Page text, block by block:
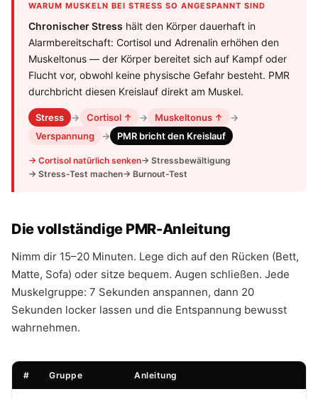
WARUM MUSKELN BEI STRESS SO ANGESPANNT SIND
Chronischer Stress hält den Körper dauerhaft in
Alarmbereitschaft: Cortisol und Adrenalin erhöhen den
Muskeltonus — der Körper bereitet sich auf Kampf oder
Flucht vor, obwohl keine physische Gefahr besteht. PMR
durchbricht diesen Kreislauf direkt am Muskel.
Stress → Cortisol ↑ → Muskeltonus ↑
→
Verspannung
→ PMR bricht den Kreislauf
→ Cortisol natürlich senken→ Stressbewältigung
→ Stress-Test machen→ Burnout-Test
Die vollständige PMR-Anleitung
Nimm dir 15–20 Minuten. Lege dich auf den Rücken (Bett,
Matte, Sofa) oder sitze bequem. Augen schließen. Jede
Muskelgruppe: 7 Sekunden anspannen, dann 20
Sekunden locker lassen und die Entspannung bewusst
wahrnehmen.
# Gruppe Anleitung